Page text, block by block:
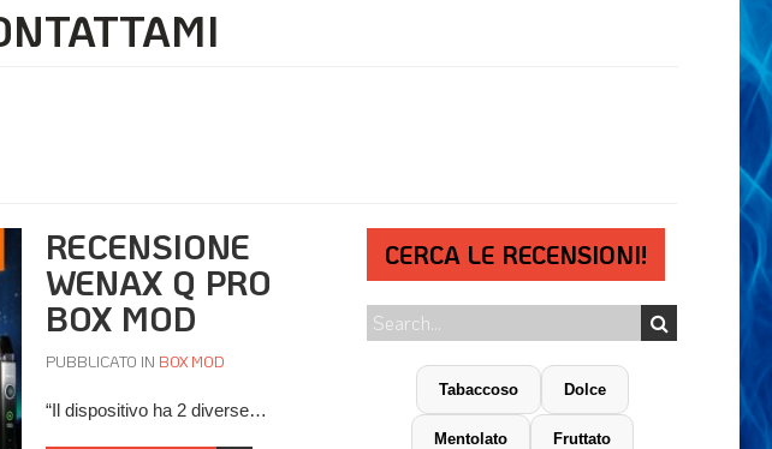
RECENSIONE
WENAX Q PRO
BOX MOD
PUBBLICATO IN BOX MOD
“Il dispositivo ha 2 diverse…
CERCA LE RECENSIONI!
Tabaccoso Dolce
Mentolato Fruttato